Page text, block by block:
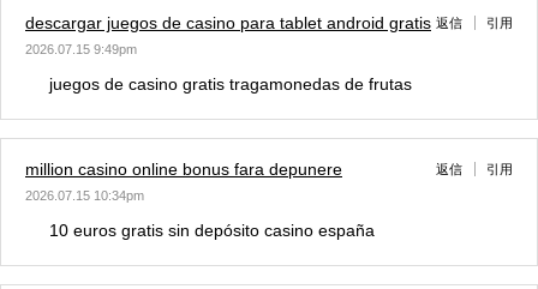
descargar juegos de casino para tablet android gratis
2026.07.15 9:49pm
返信 引用
juegos de casino gratis tragamonedas de frutas
million casino online bonus fara depunere
2026.07.15 10:34pm
返信 引用
10 euros gratis sin depósito casino españa